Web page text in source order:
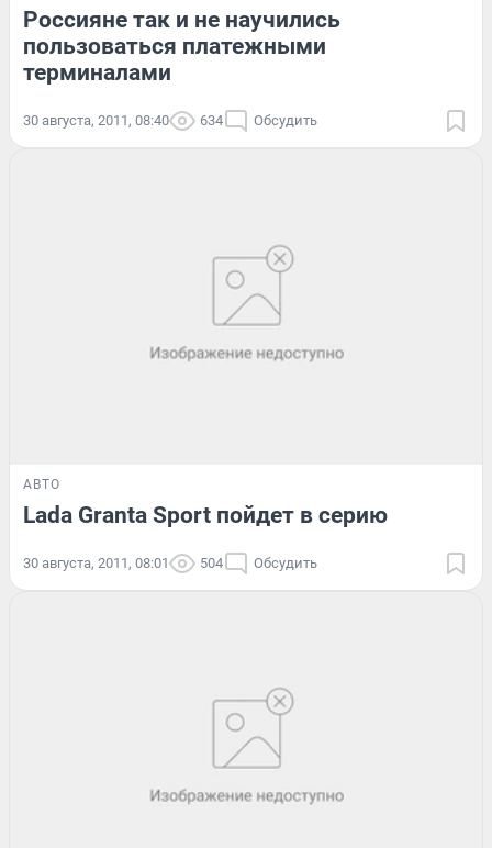
Россияне так и не научились
пользоваться платежными
терминалами
30 августа, 2011, 08:40 634 Обсудить
АВТО
Lada Granta Sport пойдет в серию
30 августа, 2011, 08:01 504 Обсудить